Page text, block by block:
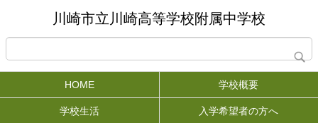
川崎市立川崎高等学校附属中学校
HOME 学校概要
学校生活 入学希望者の方へ